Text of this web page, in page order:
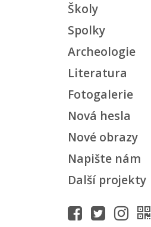
Školy
Spolky
Archeologie
Literatura
Fotogalerie
Nová hesla
Nové obrazy
Napište nám
Další projekty